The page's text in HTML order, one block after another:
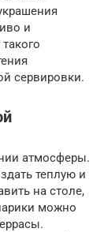
и
сервировки.
атмосферы.
теплую и
на столе,
можно